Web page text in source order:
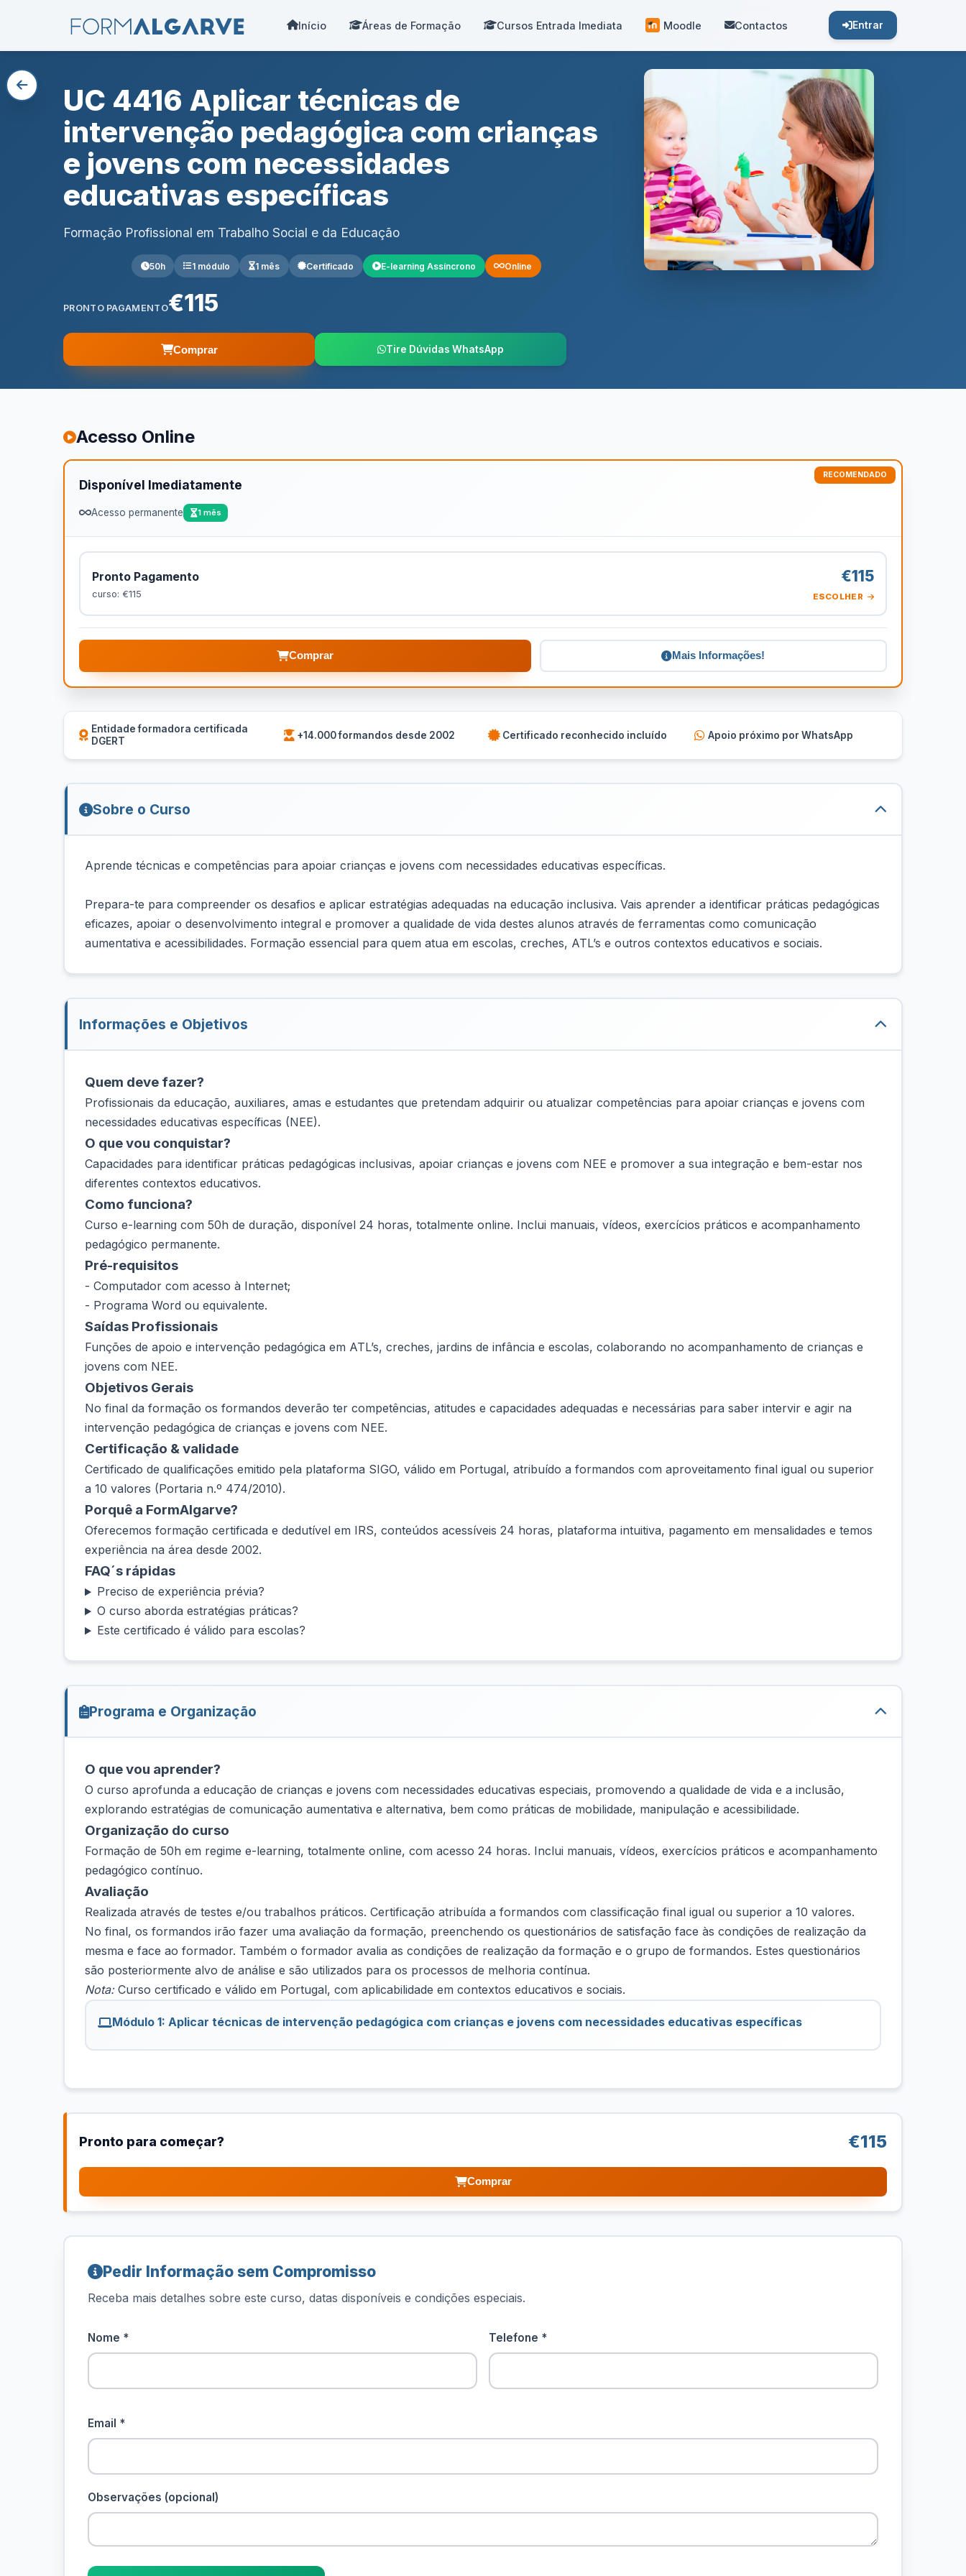
Início Áreas de Formação Cursos Entrada Imediata Moodle Contactos Entrar
UC 4416 Aplicar técnicas de
intervenção pedagógica com crianças
e jovens com necessidades
educativas específicas
Formação Profissional em Trabalho Social e da Educação
50h 1 módulo 1 mês Certificado E-learning Assíncrono Online
PRONTO PAGAMENTO€115
Comprar Tire Dúvidas WhatsApp
Acesso Online
Disponível Imediatamente
Acesso permanente 1 mês
Pronto Pagamento
curso: €115
€115
ESCOLHER
Comprar Mais Informações!
Entidade formadora certificada
DGERT
+14.000 formandos desde 2002 Certificado reconhecido incluído Apoio próximo por WhatsApp
Sobre o Curso
Aprende técnicas e competências para apoiar crianças e jovens com necessidades educativas específicas.
Prepara-te para compreender os desafios e aplicar estratégias adequadas na educação inclusiva. Vais aprender a identificar práticas pedagógicas
eficazes, apoiar o desenvolvimento integral e promover a qualidade de vida destes alunos através de ferramentas como comunicação
aumentativa e acessibilidades. Formação essencial para quem atua em escolas, creches, ATL’s e outros contextos educativos e sociais.
Informações e Objetivos
Quem deve fazer?
Profissionais da educação, auxiliares, amas e estudantes que pretendam adquirir ou atualizar competências para apoiar crianças e jovens com
necessidades educativas específicas (NEE).
O que vou conquistar?
Capacidades para identificar práticas pedagógicas inclusivas, apoiar crianças e jovens com NEE e promover a sua integração e bem-estar nos
diferentes contextos educativos.
Como funciona?
Curso e-learning com 50h de duração, disponível 24 horas, totalmente online. Inclui manuais, vídeos, exercícios práticos e acompanhamento
pedagógico permanente.
Pré-requisitos
- Computador com acesso à Internet;
- Programa Word ou equivalente.
Saídas Profissionais
Funções de apoio e intervenção pedagógica em ATL’s, creches, jardins de infância e escolas, colaborando no acompanhamento de crianças e
jovens com NEE.
Objetivos Gerais
No final da formação os formandos deverão ter competências, atitudes e capacidades adequadas e necessárias para saber intervir e agir na
intervenção pedagógica de crianças e jovens com NEE.
Certificação & validade
Certificado de qualificações emitido pela plataforma SIGO, válido em Portugal, atribuído a formandos com aproveitamento final igual ou superior
a 10 valores (Portaria n.º 474/2010).
Porquê a FormAlgarve?
Oferecemos formação certificada e dedutível em IRS, conteúdos acessíveis 24 horas, plataforma intuitiva, pagamento em mensalidades e temos
experiência na área desde 2002.
FAQ´s rápidas
Preciso de experiência prévia?
O curso aborda estratégias práticas?
Este certificado é válido para escolas?
Programa e Organização
O que vou aprender?
O curso aprofunda a educação de crianças e jovens com necessidades educativas especiais, promovendo a qualidade de vida e a inclusão,
explorando estratégias de comunicação aumentativa e alternativa, bem como práticas de mobilidade, manipulação e acessibilidade.
Organização do curso
Formação de 50h em regime e-learning, totalmente online, com acesso 24 horas. Inclui manuais, vídeos, exercícios práticos e acompanhamento
pedagógico contínuo.
Avaliação
Realizada através de testes e/ou trabalhos práticos. Certificação atribuída a formandos com classificação final igual ou superior a 10 valores.
No final, os formandos irão fazer uma avaliação da formação, preenchendo os questionários de satisfação face às condições de realização da
mesma e face ao formador. Também o formador avalia as condições de realização da formação e o grupo de formandos. Estes questionários
são posteriormente alvo de análise e são utilizados para os processos de melhoria contínua.
Nota:Curso certificado e válido em Portugal, com aplicabilidade em contextos educativos e sociais.
Módulo 1: Aplicar técnicas de intervenção pedagógica com crianças e jovens com necessidades educativas específicas
Pronto para começar? €115
Comprar
Pedir Informação sem Compromisso
Receba mais detalhes sobre este curso, datas disponíveis e condições especiais.
Nome * Telefone *
Email *
Observações (opcional)